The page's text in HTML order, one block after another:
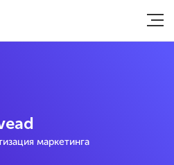
маркетинга